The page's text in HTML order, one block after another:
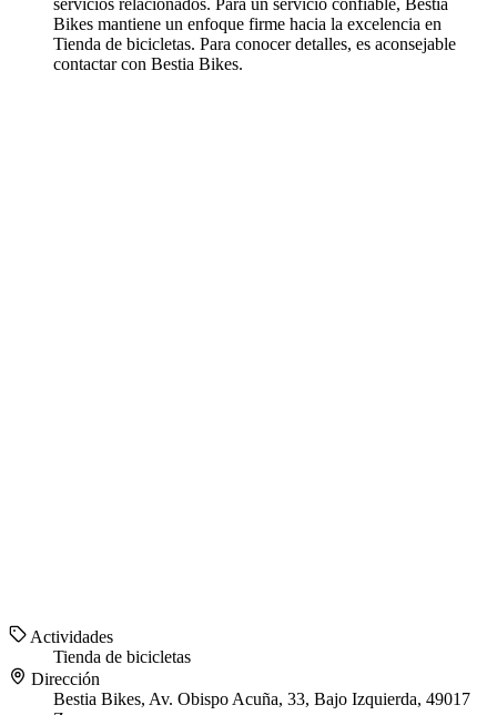
servicios relacionados. Para un servicio confiable, Bestia
Bikes mantiene un enfoque firme hacia la excelencia en
Tienda de bicicletas. Para conocer detalles, es aconsejable
contactar con Bestia Bikes.
Actividades
Tienda de bicicletas
Dirección
Bestia Bikes, Av. Obispo Acuña, 33, Bajo Izquierda, 49017